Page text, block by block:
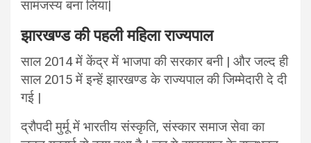
सामंजस्य बना लिया|
झारखण्ड की पहली महिला राज्यपाल
साल 2014 में केंद्र में भाजपा की सरकार बनी | और जल्द ही
साल 2015 में इन्हें झारखण्ड के राज्यपाल की जिम्मेदारी दे दी
गई |
द्रौपदी मुर्मू में भारतीय संस्कृति, संस्कार समाज सेवा का